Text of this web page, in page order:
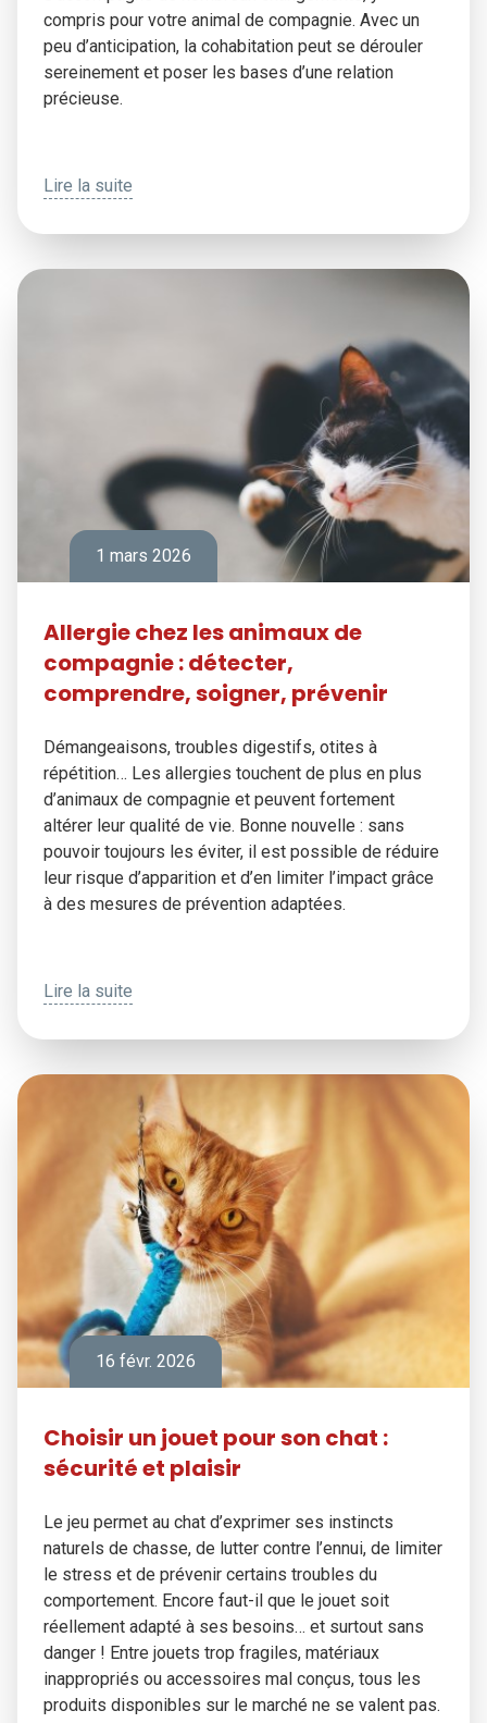
compris pour votre animal de compagnie. Avec un
peu d’anticipation, la cohabitation peut se dérouler
sereinement et poser les bases d’une relation
précieuse.
Lire la suite
1 mars 2026
Allergie chez les animaux de
compagnie : détecter,
comprendre, soigner, prévenir
Démangeaisons, troubles digestifs, otites à
répétition… Les allergies touchent de plus en plus
d’animaux de compagnie et peuvent fortement
altérer leur qualité de vie. Bonne nouvelle : sans
pouvoir toujours les éviter, il est possible de réduire
leur risque d’apparition et d’en limiter l’impact grâce
à des mesures de prévention adaptées.
Lire la suite
16 févr. 2026
Choisir un jouet pour son chat :
sécurité et plaisir
Le jeu permet au chat d’exprimer ses instincts
naturels de chasse, de lutter contre l’ennui, de limiter
le stress et de prévenir certains troubles du
comportement. Encore faut-il que le jouet soit
réellement adapté à ses besoins… et surtout sans
danger ! Entre jouets trop fragiles, matériaux
inappropriés ou accessoires mal conçus, tous les
produits disponibles sur le marché ne se valent pas.